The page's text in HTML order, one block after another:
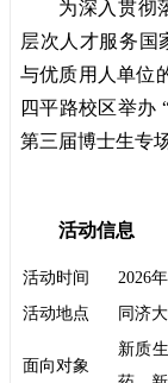
为深入贯彻
层次人才服务国
与优质用人单位
四平路校区举办
第三届博士生专
活动信息
活动时间
2026
活动地点
同济
面向对象
新质